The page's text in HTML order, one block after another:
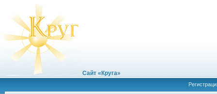
Сайт «Круга»